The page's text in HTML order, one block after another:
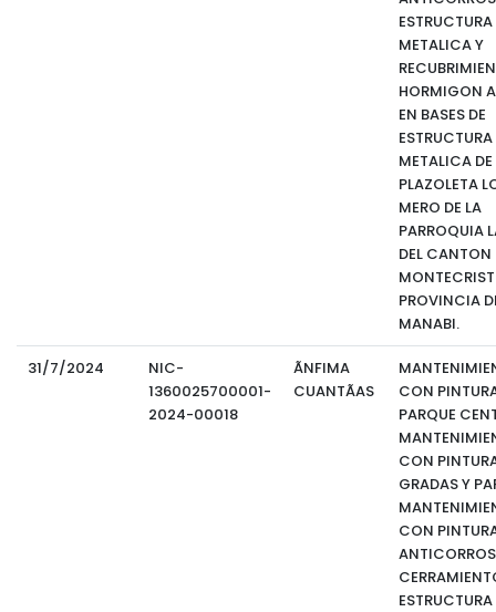
ESTRUCTURA
METALICA Y
HORMIGON
EN BASES DE
ESTRUCTURA
METALICA DE
PLAZOLETA
MERO DE LA
PARROQUIA
DEL CANTON
PROVINCIA
MANABI.
31/7/2024
NIC-
1360025700001-
2024-00018
ÃNFIMA
CUANTÃAS
CON
PARQUE
CON
GRADAS Y
CON
ESTRUCTURA